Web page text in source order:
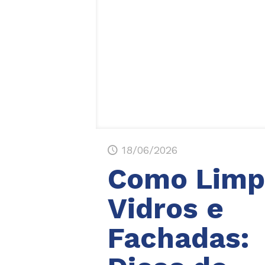
18/06/2026
Como
Vidros e
Fachadas: